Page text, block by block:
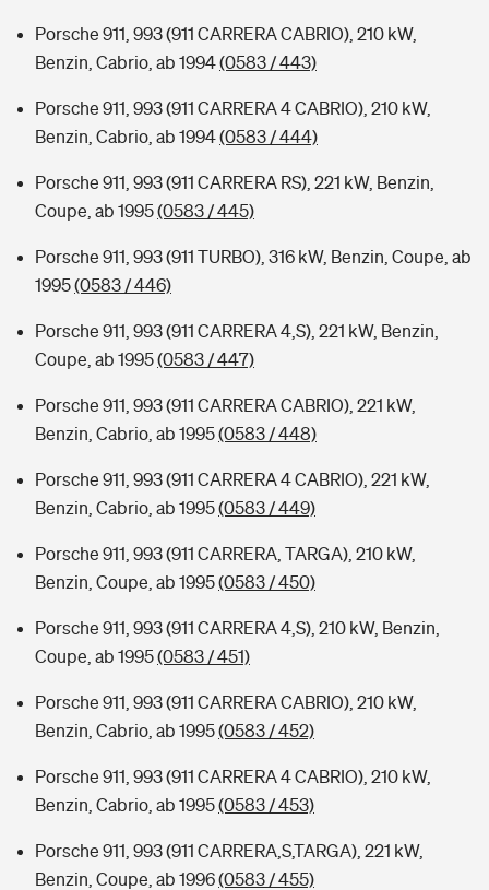
Porsche 911, 993 (911 CARRERA CABRIO), 210 kW,
Benzin, Cabrio, ab 1994(0583 / 443)
Porsche 911, 993 (911 CARRERA 4 CABRIO), 210 kW,
Benzin, Cabrio, ab 1994(0583 / 444)
Porsche 911, 993 (911 CARRERA RS), 221 kW, Benzin,
Coupe, ab 1995(0583 / 445)
Porsche 911, 993 (911 TURBO), 316 kW, Benzin, Coupe, ab
1995(0583 / 446)
Porsche 911, 993 (911 CARRERA 4,S), 221 kW, Benzin,
Coupe, ab 1995(0583 / 447)
Porsche 911, 993 (911 CARRERA CABRIO), 221 kW,
Benzin, Cabrio, ab 1995(0583 / 448)
Porsche 911, 993 (911 CARRERA 4 CABRIO), 221 kW,
Benzin, Cabrio, ab 1995(0583 / 449)
Porsche 911, 993 (911 CARRERA, TARGA), 210 kW,
Benzin, Coupe, ab 1995(0583 / 450)
Porsche 911, 993 (911 CARRERA 4,S), 210 kW, Benzin,
Coupe, ab 1995(0583 / 451)
Porsche 911, 993 (911 CARRERA CABRIO), 210 kW,
Benzin, Cabrio, ab 1995(0583 / 452)
Porsche 911, 993 (911 CARRERA 4 CABRIO), 210 kW,
Benzin, Cabrio, ab 1995(0583 / 453)
Porsche 911, 993 (911 CARRERA,S,TARGA), 221 kW,
Benzin, Coupe, ab 1996(0583 / 455)